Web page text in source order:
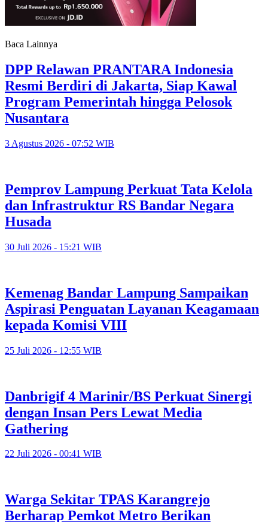
Baca Lainnya
DPP Relawan PRANTARA Indonesia
Resmi Berdiri di Jakarta, Siap Kawal
Program Pemerintah hingga Pelosok
Nusantara
3 Agustus 2026 - 07:52 WIB
Pemprov Lampung Perkuat Tata Kelola
dan Infrastruktur RS Bandar Negara
Husada
30 Juli 2026 - 15:21 WIB
Kemenag Bandar Lampung Sampaikan
Aspirasi Penguatan Layanan Keagamaan
kepada Komisi VIII
25 Juli 2026 - 12:55 WIB
Danbrigif 4 Marinir/BS Perkuat Sinergi
dengan Insan Pers Lewat Media
Gathering
22 Juli 2026 - 00:41 WIB
Warga Sekitar TPAS Karangrejo
Berharap Pemkot Metro Berikan